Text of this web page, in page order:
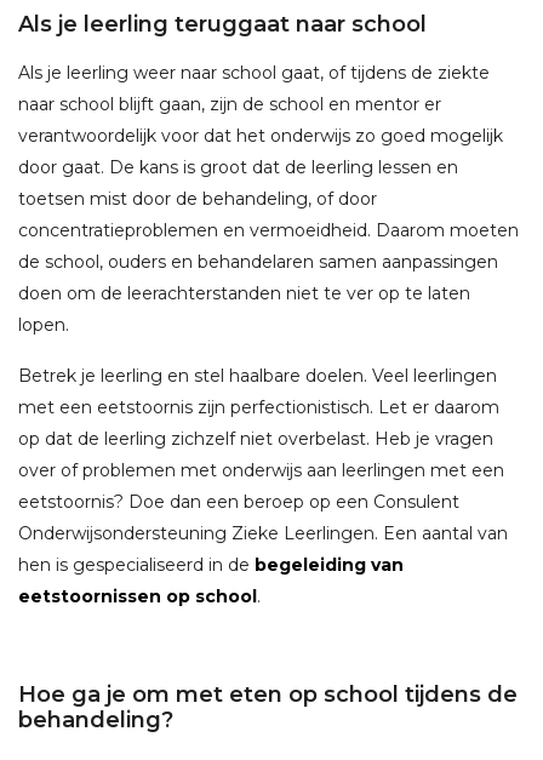
Als je leerling teruggaat naar school
Als je leerling weer naar school gaat, of tijdens de ziekte
naar school blijft gaan, zijn de school en mentor er
verantwoordelijk voor dat het onderwijs zo goed mogelijk
door gaat. De kans is groot dat de leerling lessen en
toetsen mist door de behandeling, of door
concentratieproblemen en vermoeidheid. Daarom moeten
de school, ouders en behandelaren samen aanpassingen
doen om de leerachterstanden niet te ver op te laten
lopen.
Betrek je leerling en stel haalbare doelen. Veel leerlingen
met een eetstoornis zijn perfectionistisch. Let er daarom
op dat de leerling zichzelf niet overbelast. Heb je vragen
over of problemen met onderwijs aan leerlingen met een
eetstoornis? Doe dan een beroep op een Consulent
Onderwijsondersteuning Zieke Leerlingen. Een aantal van
hen is gespecialiseerd in de begeleiding van
eetstoornissen op school.
Hoe ga je om met eten op school tijdens de
behandeling?